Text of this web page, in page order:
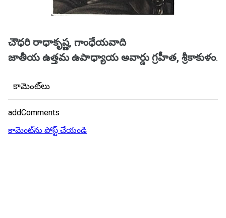
చౌధరి రాధాకృష్ణ, గాంధేయవాది
జాతీయ ఉత్తమ ఉపాధ్యాయ అవార్డు గ్రహీత, శ్రీకాకుళం.
కామెంట్‌లు
addComments
కామెంట్‌ను పోస్ట్ చేయండి